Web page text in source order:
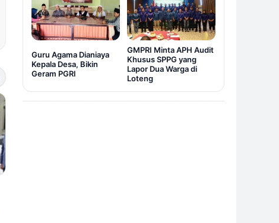
Guru Agama Dianiaya
Kepala Desa, Bikin
Geram PGRI
GMPRI Minta APH Audit
Khusus SPPG yang
Lapor Dua Warga di
Loteng